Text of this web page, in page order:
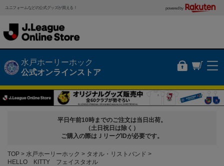
ユニフォームなどの公式グッズが買える！ powered by
水戸ホーリーホック
公式オンラインストア
平日午前10時までのご注文は当日出荷。
（土日祝日は除く）
ご購入の際はＪリーグIDが必要です。
TOP 水戸ホーリーホック
タオル・リストバンド
HELLO KITTY フェイスタオル